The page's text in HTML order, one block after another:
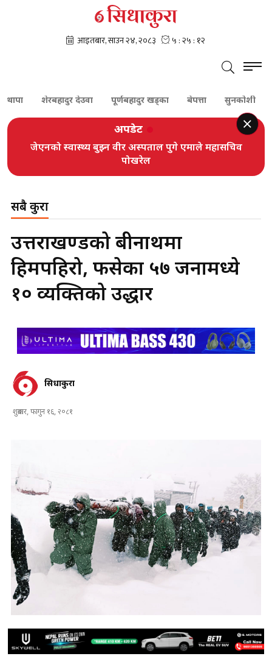
शेरबहादुर देउवा पूर्णबहादुर खड्का बेपत्ता सुनकोशी
अपडेट
जेएनको स्वास्थ्य बुझ्न वीर अस्पताल पुगे एमाले महासचिव
पोखरेल
सबै कुरा
उत्तराखण्डको बद्रीनाथमा
हिमपहिरो, फसेका ५७ जनामध्ये
१० व्यक्तिको उद्धार
सिधाकुरा
शुक्रबार, फागुन १६, २०८१